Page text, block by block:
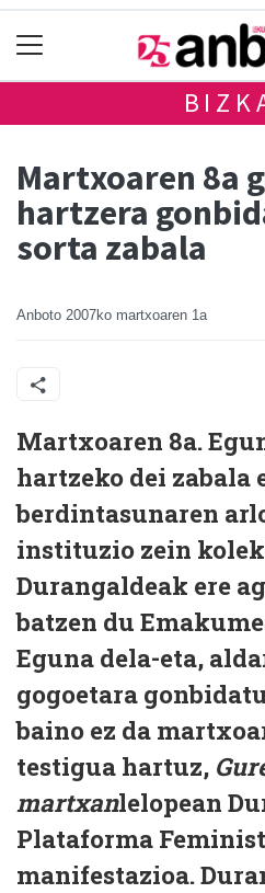
Martxoaren 8a
hartzera
sorta zabala
Anboto 2007ko martxoaren 1a
Martxoaren 8a.
hartzeko dei zabala
berdintasunaren
instituzio zein
Durangaldeak ere
batzen du
Eguna dela-eta,
gogoetara
baino ez da
testigua hartuz,
martxanlelopean
Plataforma
manifestazioa.